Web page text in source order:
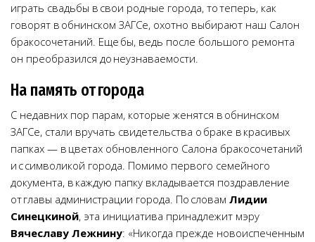
играть свадьбы в свои родные города, то теперь, как
говорят в обнинском ЗАГСе, охотно выбирают наш Салон
бракосочетаний. Еще бы, ведь после большого ремонта
он преобразился до неузнаваемости.
На память от города
С недавних пор парам, которые женятся в обнинском
ЗАГСе, стали вручать свидетельства о браке в красивых
папках — в цветах обновленного Салона бракосочетаний
и с символикой города. Помимо первого семейного
документа, в каждую папку вкладывается поздравление
от главы администрации города. По словам Лидии
Синецкиной, эта инициатива принадлежит мэру
Вячеславу Лежнину: «Никогда прежде новоиспеченным